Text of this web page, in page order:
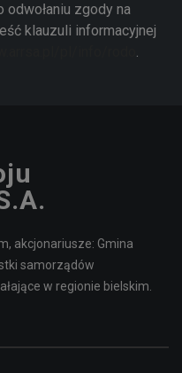
odwołaniu zgody na
klauzuli informacyjnej
.
akcjonariusze: Gmina
samorządów
w regionie bielskim.